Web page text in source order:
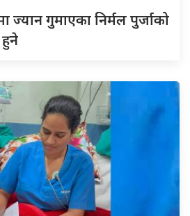
ज्यान गुमाएका निर्मल पुर्जाको
हुने